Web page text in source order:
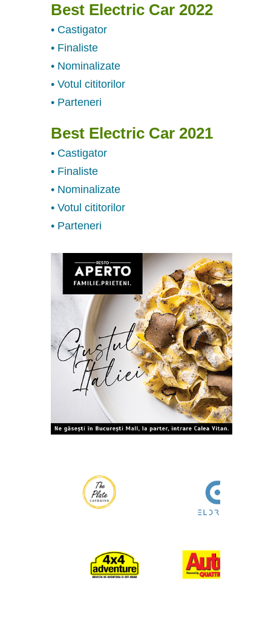
Best Electric Car 2022
• Castigator
• Finaliste
• Nominalizate
• Votul cititorilor
• Parteneri
Best Electric Car 2021
• Castigator
• Finaliste
• Nominalizate
• Votul cititorilor
• Parteneri